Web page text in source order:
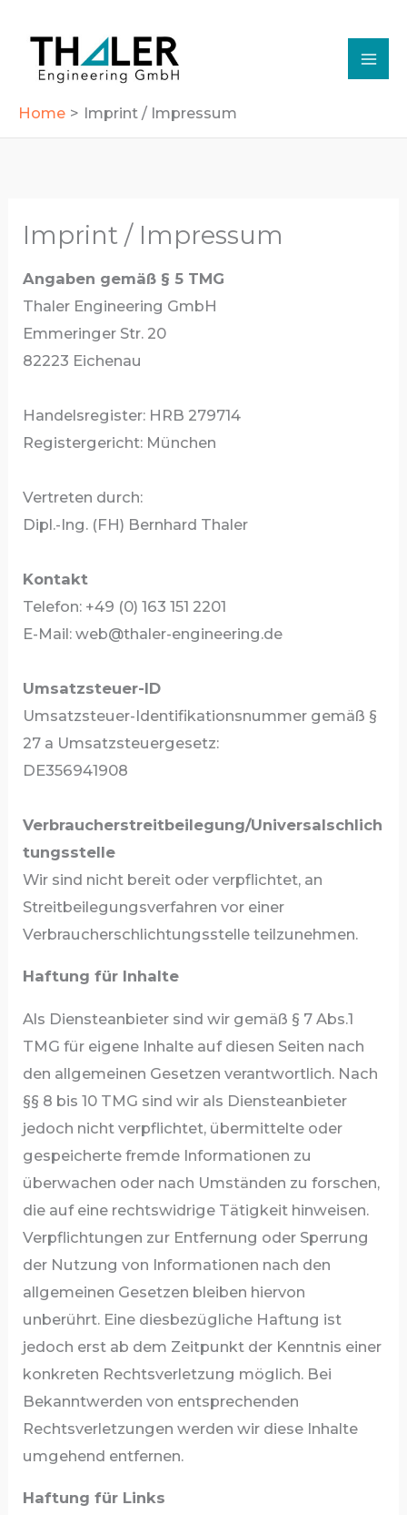
content
Home Imprint / Impressum
Imprint / Impressum
Angaben gemäß § 5 TMG
Thaler Engineering GmbH
Emmeringer Str. 20
82223 Eichenau
Handelsregister: HRB 279714
Registergericht: München
Vertreten durch:
Dipl.-Ing. (FH) Bernhard Thaler
Kontakt
Telefon: +49 (0) 163 151 2201
E-Mail: web@thaler-engineering.de
Umsatzsteuer-ID
Umsatzsteuer-Identifikationsnummer gemäß §
27 a Umsatzsteuergesetz:
DE356941908
Verbraucherstreitbeilegung/Universalschlich
tungsstelle
Wir sind nicht bereit oder verpflichtet, an
Streitbeilegungsverfahren vor einer
Verbraucherschlichtungsstelle teilzunehmen.
Haftung für Inhalte
Als Diensteanbieter sind wir gemäß § 7 Abs.1
TMG für eigene Inhalte auf diesen Seiten nach
den allgemeinen Gesetzen verantwortlich. Nach
§§ 8 bis 10 TMG sind wir als Diensteanbieter
jedoch nicht verpflichtet, übermittelte oder
gespeicherte fremde Informationen zu
überwachen oder nach Umständen zu forschen,
die auf eine rechtswidrige Tätigkeit hinweisen.
Verpflichtungen zur Entfernung oder Sperrung
der Nutzung von Informationen nach den
allgemeinen Gesetzen bleiben hiervon
unberührt. Eine diesbezügliche Haftung ist
jedoch erst ab dem Zeitpunkt der Kenntnis einer
konkreten Rechtsverletzung möglich. Bei
Bekanntwerden von entsprechenden
Rechtsverletzungen werden wir diese Inhalte
umgehend entfernen.
Haftung für Links